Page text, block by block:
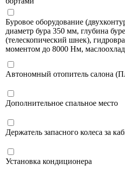
Буровое оборудование
диаметр бура 350 мм, глубина
(телескопический шнек),
моментом до 8000 Нм,
Автономный отопитель салона
Дополнительное спальное место
Держатель запасного колеса за
Установка кондиционера